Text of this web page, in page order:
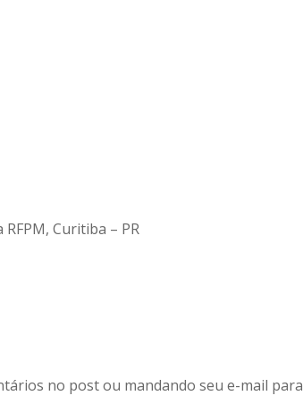
Curitiba – PR
no post ou mandando seu e-mail para